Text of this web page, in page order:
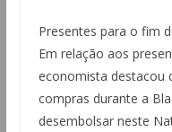
Presentes para o fim
Em relação aos
economista destacou
compras durante a
desembolsar neste